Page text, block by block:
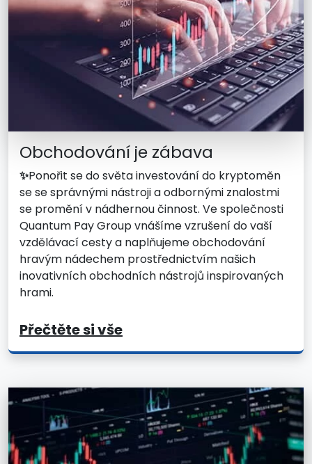
Obchodování je zábava
✨Ponořit se do světa investování do kryptoměn
se se správnými nástroji a odbornými znalostmi
se promění v nádhernou činnost. Ve společnosti
Quantum Pay Group vnášíme vzrušení do vaší
vzdělávací cesty a naplňujeme obchodování
hravým nádechem prostřednictvím našich
inovativních obchodních nástrojů inspirovaných
hrami.
Přečtěte si vše